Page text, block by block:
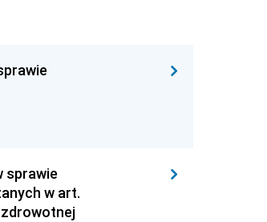
sprawie
w art.
zdrowotnej